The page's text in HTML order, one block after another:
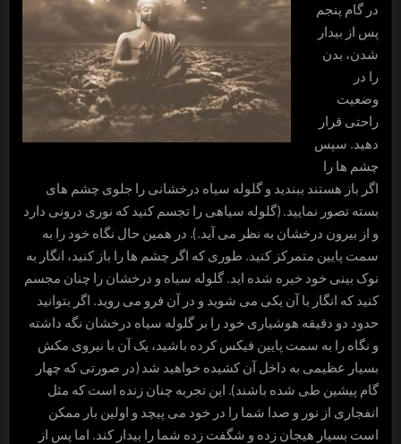
در گام پنجم
پس از بیدار
شدن، بدن
را در
وضعیت
راحتی قرار
دهید. سپس
چشم ها را
اگر باز هستند ببندید و گلوله سیاه درخشانی را جلوی چشم های
بسته تصور نمایید. (گلوله سیاهی را تجسم کنید که نوری درونی دارد
و از بیرون درخشان به نظر می آید.). در همین حال نگاه خود را به
سمت پایین متمرکز کنید. طوری که اگر چشم ها را باز کنید، انگار به
نوک بینی خود خیره شده اید. گلوله سیاه و درخشان را چنان مجسم
کنید که انگار با آن یکی می شوید و در آن فرو می روید. اگر بتوانید
حدود دو دقیقه هوشیاری خود را بر گلوله سیاه درخشان نگه داشته
و نگاه را به سمت پایین فیکس کرده باشید، یک آن با نیروی مکش
بسیار عظیمی به داخل آن کشیده خواهید شد (در صورتی که چهار
گام پیشین طی شده باشند). این تجربه چنان زنده است که مثل
انفجاری از نور و صدا شما را در خود می پیچد و اولین بار ممکن
است بسیار هیجان زده و شگفت زده شما را بیدار کند. اما پس از